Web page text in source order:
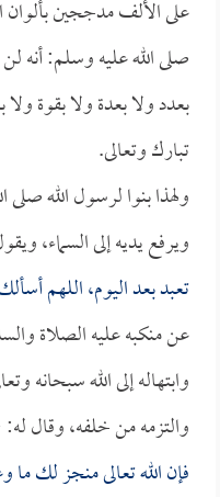
على الألف مدججين
صلى الله عليه وسلم: أنه
بعدد ولا بعدة ولا بقوة ولا
تبارك وتعالى.
ولهذا بنوا لرسول الله
ويرفع يديه إلى السماء،
تعبد بعد اليوم، اللهم
عن منكبه عليه الصلاة
وابتهاله إلى الله سبحانه
والتزمه من خلفه، وقال
فإن الله تعالى منجز لك ما